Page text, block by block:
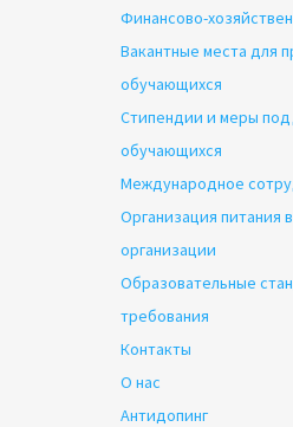
Финансово-
Вакантные места для
обучающихся
Стипендии и меры
обучающихся
Международное
Организация питания
организации
Образовательные
требования
Контакты
О нас
Антидопинг